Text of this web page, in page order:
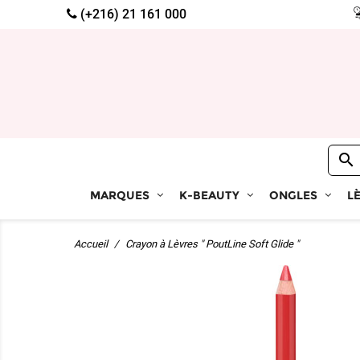
(+216) 21 161 000
MARQUES K-BEAUTY ONGLES

Accueil Crayon à Lèvres " PoutLine Soft Glide "